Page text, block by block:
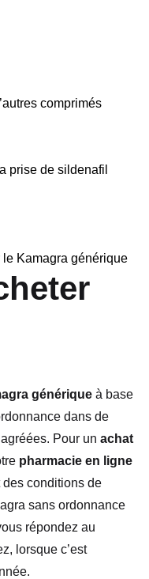
comprimés
prise de sildenafil
le Kamagra générique
générique à base
dans de
Pour un achat
pharmacie en ligne
des conditions de
sans ordonnance
répondez au
lorsque c’est